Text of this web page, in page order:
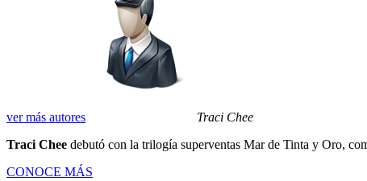
ver más autores
Traci Chee
Traci Chee debutó con la trilogía superventas Mar de Tinta y Oro,
CONOCE MÁS